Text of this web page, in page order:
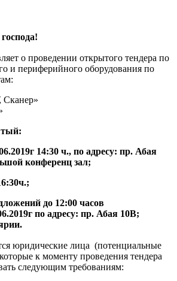
о проведении открытого тендера по
и периферийного оборудования по
14:30 ч., по адресу: пр. Абая
конференц зал;
до 12:00 часов
по адресу: пр. Абая 10В;
юридические лица (потенциальные
к моменту проведения тендера
следующим требованиям: